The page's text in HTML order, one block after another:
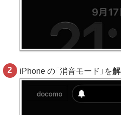
iPhone の「消音モード」を